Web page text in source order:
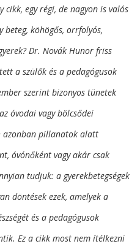
cikk, egy régi, de nagyon is valós
beteg, köhögős, orrfolyós,
Dr. Novák Hunor friss
a szülők és a pedagógusok
szerint bizonyos tünetek
óvodai vagy bölcsődei
azonban pillanatok alatt
óvónőként vagy akár csak
tudjuk: a gyerekbetegségek
döntések ezek, amelyek a
és a pedagógusok
Ez a cikk most nem ítélkezni